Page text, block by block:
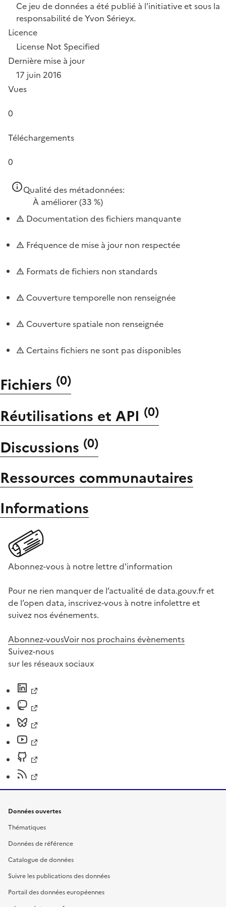
Ce jeu de données a été publié à l'initiative et sous la
responsabilité de Yvon Sérieyx.
Licence
License Not Specified
Dernière mise à jour
17 juin 2016
Vues
0
Téléchargements
0
Qualité des métadonnées:
À améliorer(33 %)
Documentation des fichiers manquante
Fréquence de mise à jour non respectée
Formats de fichiers non standards
Couverture temporelle non renseignée
Couverture spatiale non renseignée
Certains fichiers ne sont pas disponibles
Fichiers (0)
Réutilisations et API (0)
Discussions (0)
Ressources communautaires
Informations
Abonnez-vous à notre lettre d'information
Pour ne rien manquer de l’actualité de data.gouv.fr et
de l’open data, inscrivez-vous à notre infolettre et
suivez nos événements.
Abonnez-vousVoir nos prochains évènements
Suivez-nous
sur les réseaux sociaux
Données ouvertes
Thématiques
Données de référence
Catalogue de données
Suivre les publications des données
Portail des données européennes